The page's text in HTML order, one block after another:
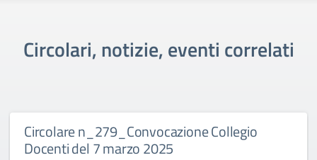
Circolari, notizie, eventi correlati
Circolare n_279_Convocazione Collegio
Docenti del 7 marzo 2025